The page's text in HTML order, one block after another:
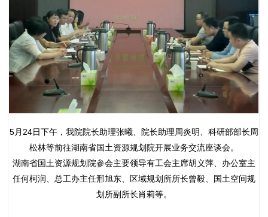
5月24日下午，我院院长助理张曦、院长助理周炎明、科研部部长周
松林等前往湖南省国土资源规划院开展业务交流座谈会。
湖南省国土资源规划院参会主要领导有工会主席胡义萍、办公室主
任何柯润、总工办主任邢旭东、区域规划所所长曾毅、国土空间规
划所副所长肖莉等。